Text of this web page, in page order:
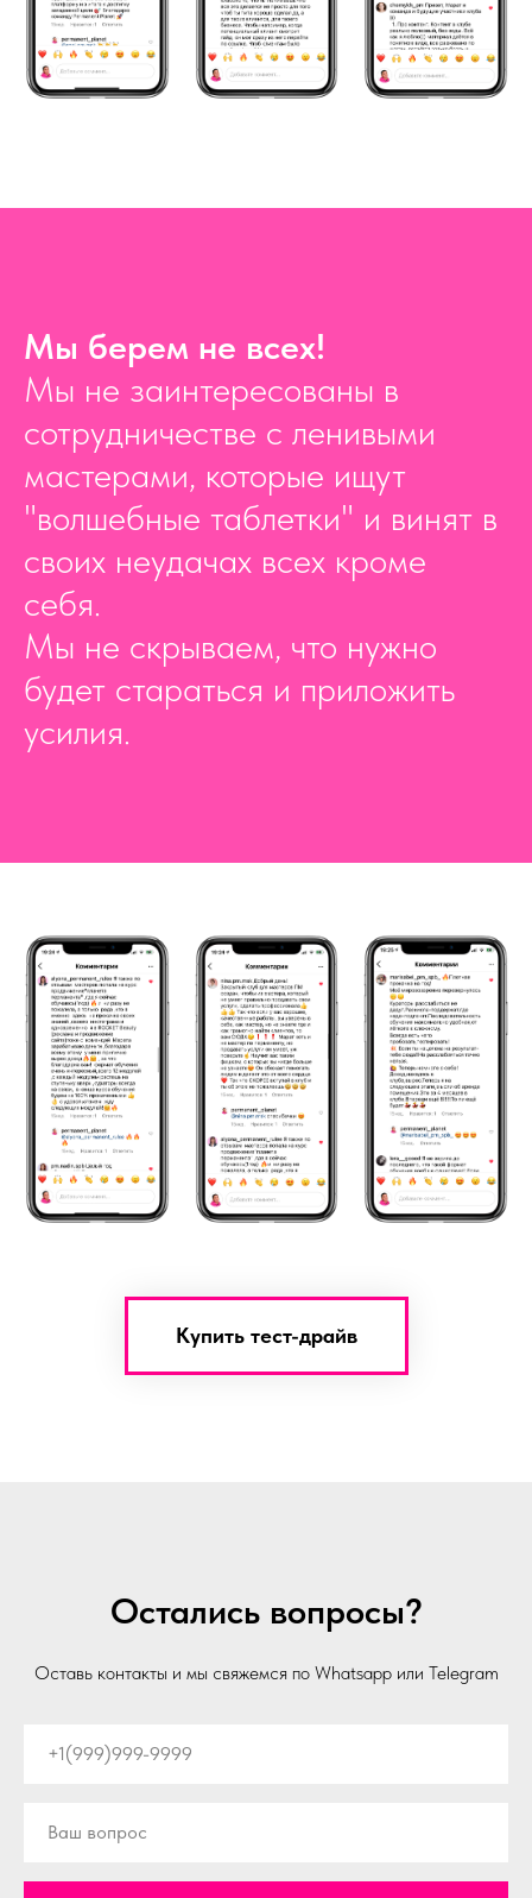
Мы берем не всех!
Мы не заинтересованы в
сотрудничестве с ленивыми
мастерами, которые ищут
"волшебные таблетки" и винят в
своих неудачах всех кроме
себя.
Мы не скрываем, что нужно
будет стараться и приложить
усилия.
Купить тест-драйв
Остались вопросы?
Оставь контакты и мы свяжемся по Whatsapp или Telegram